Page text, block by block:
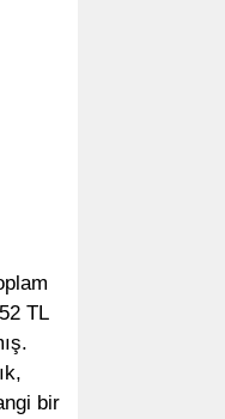
TL
bir